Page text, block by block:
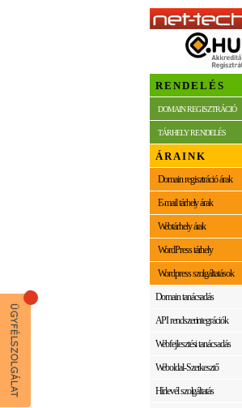
RENDELÉS
DOMAIN REGISZTRÁCIÓ
TÁRHELY RENDELÉS
ÁRAINK
Domain regisztráció árak
E-mail tárhely árak
Webtárhely árak
WordPress tárhely
Wordpress szolgáltatások
Domain tanácsadás
API rendszerintegrációk
Webfejlesztési tanácsadás
Weboldal-Szerkesztő
Hírlevél szolgáltatás